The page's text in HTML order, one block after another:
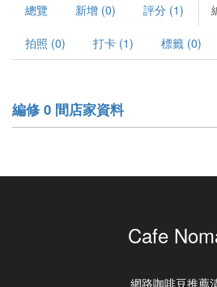
總覽 新增 (0) 評分 (1)
拍照 (0) 打卡 (1) 標籤 (0)
編修 0 間店家資料
Cafe
網路咖啡豆推薦